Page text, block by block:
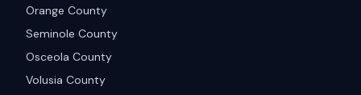
Orange County
Seminole County
Osceola County
Volusia County